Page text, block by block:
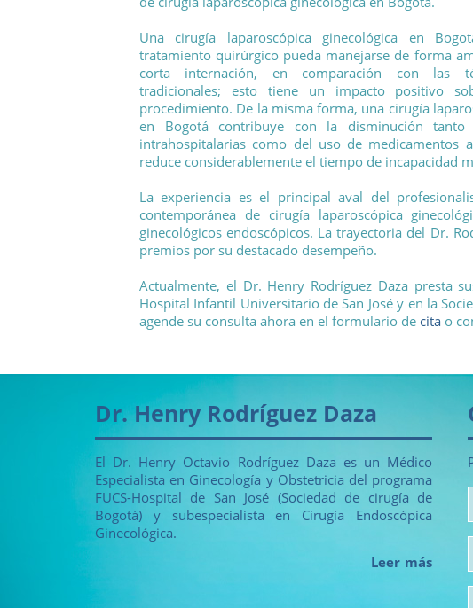
Una cirugía laparoscópica ginecológica en
tratamiento quirúrgico pueda manejarse de forma
corta internación, en comparación con las
tradicionales; esto tiene un impacto positivo
procedimiento. De la misma forma, una cirugía
en Bogotá contribuye con la disminución tanto
intrahospitalarias como del uso de medicamentos
reduce considerablemente el tiempo de incapacidad
La experiencia es el principal aval del
contemporánea de cirugía laparoscópica
ginecológicos endoscópicos. La trayectoria del Dr.
premios por su destacado desempeño.
Actualmente, el Dr. Henry Rodríguez Daza presta
Hospital Infantil Universitario de San José y en la
agende su consulta ahora en el formulario de cita o
Dr. Henry Rodríguez Daza
El Dr. Henry Octavio Rodríguez Daza es un Médico
Especialista en Ginecología y Obstetricia del programa
FUCS-Hospital de San José (Sociedad de cirugía de
Bogotá) y subespecialista en Cirugía Endoscópica
Ginecológica.
Leer más